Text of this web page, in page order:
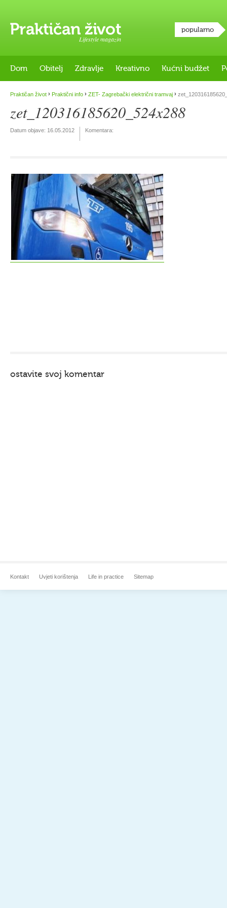
Lifestyle magazin
popularno
Dom Obitelj Zdravlje Kreativno Kućni budžet
Praktičan život › Praktični info › ZET- Zagrebački električni tramvaj ›
zet_120316185620_524x288
Datum objave: 16.05.2012 Komentara:
ostavite svoj komentar
Kontakt Uvjeti korištenja Life in practice Sitemap